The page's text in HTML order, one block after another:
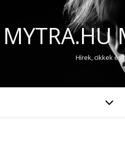
MYTRA.HU
Hírek, cikkek és